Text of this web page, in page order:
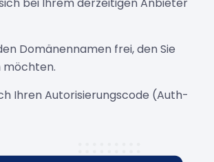
bei Ihrem derzeitigen Anbieter
Domänennamen frei, den Sie
Ihren Autorisierungscode (Auth-